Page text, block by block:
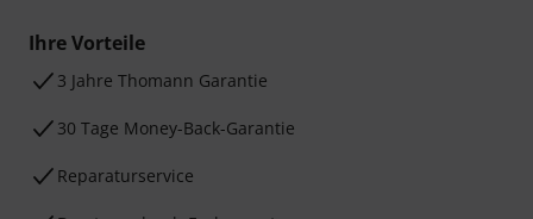
Ihre Vorteile
3 Jahre Thomann Garantie
30 Tage Money-Back-Garantie
Reparaturservice